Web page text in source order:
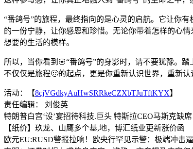
“番鸽号”的旅程，最终指向的是心灵的启航。它让你
的一份宁静，让你感恩和珍惜。无论你带着怎样的心
想要的生活的模样。
所以，当你看到🌸“番鸽号”的身影时，请不要犹豫。
不仅仅是旅程🙂的起点，更是你重新认识世界，重新
活动：【8cjVGdkyAuHwSRRkeCZXbTJuTftKYX】
责任编辑： 刘俊英
特朗普白宫‘设’宴招待科技.巨头 特斯拉CEO马斯克缺席
【纸价】玖龙、山鹰多个基,地，博汇纸业更新涨价函
欧元EU:RUSD警报拉响！欧央行罕见示警：极端冲击